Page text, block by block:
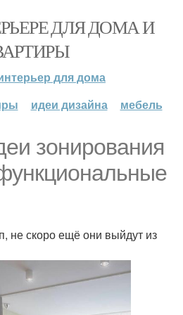
ДЛЯ ДОМА И
для дома
идеи дизайна мебель
зонирования
не скоро ещё они выйдут из